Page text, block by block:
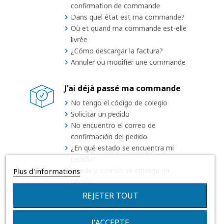
confirmation de commande
Dans quel état est ma commande?
Où et quand ma commande est-elle
livrée
¿Cómo descargar la factura?
Annuler ou modifier une commande
J'ai déjà passé ma commande
No tengo el código de colegio
Solicitar un pedido
No encuentro el correo de
confirmación del pedido
¿En qué estado se encuentra mi
Dónde y cuándo se entrega mi
pedido
¿Cómo descargar la factura?
Plus d'informations
REJETER TOUT